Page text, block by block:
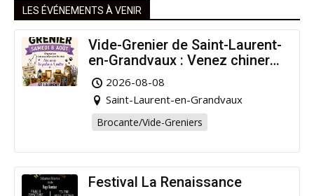
LES ÉVÉNEMENTS À VENIR
Vide-Grenier de Saint-Laurent-
en-Grandvaux : Venez chiner
pour la bonne cause !
2026-08-08
Saint-Laurent-en-Grandvaux
Brocante/Vide-Greniers
Festival La Renaissance